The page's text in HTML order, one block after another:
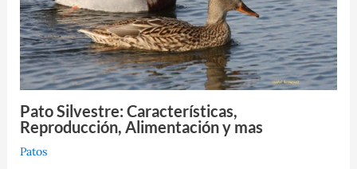
Pato Silvestre: Características,
Reproducción, Alimentación y mas
Patos